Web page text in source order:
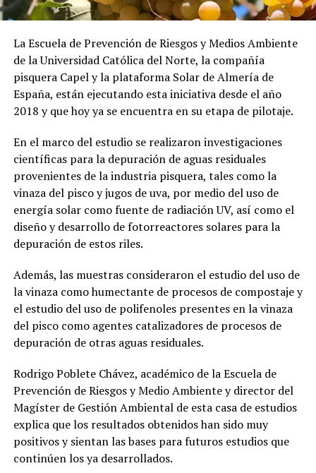
La Escuela de Prevención de Riesgos y Medios Ambiente
de la Universidad Católica del Norte, la compañía
pisquera Capel y la plataforma Solar de Almería de
España, están ejecutando esta iniciativa desde el año
2018 y que hoy ya se encuentra en su etapa de pilotaje.
En el marco del estudio se realizaron investigaciones
científicas para la depuración de aguas residuales
provenientes de la industria pisquera, tales como la
vinaza del pisco y jugos de uva, por medio del uso de
energía solar como fuente de radiación UV, así como el
diseño y desarrollo de fotorreactores solares para la
depuración de estos riles.
Además, las muestras consideraron el estudio del uso de
la vinaza como humectante de procesos de compostaje y
el estudio del uso de polifenoles presentes en la vinaza
del pisco como agentes catalizadores de procesos de
depuración de otras aguas residuales.
Rodrigo Poblete Chávez, académico de la Escuela de
Prevención de Riesgos y Medio Ambiente y director del
Magíster de Gestión Ambiental de esta casa de estudios
explica que los resultados obtenidos han sido muy
positivos y sientan las bases para futuros estudios que
continúen los ya desarrollados.